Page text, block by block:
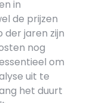
in
de prijzen
der jaren zijn
nog
om
uit te
het duurt